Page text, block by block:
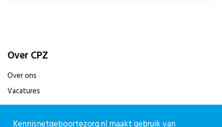
Over CPZ
Over ons
Vacatures
Contact
Kennisnetgeboortezorg.nl maakt gebruik van